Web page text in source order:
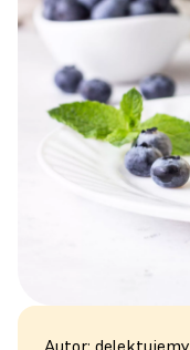
Autor: delektujemy